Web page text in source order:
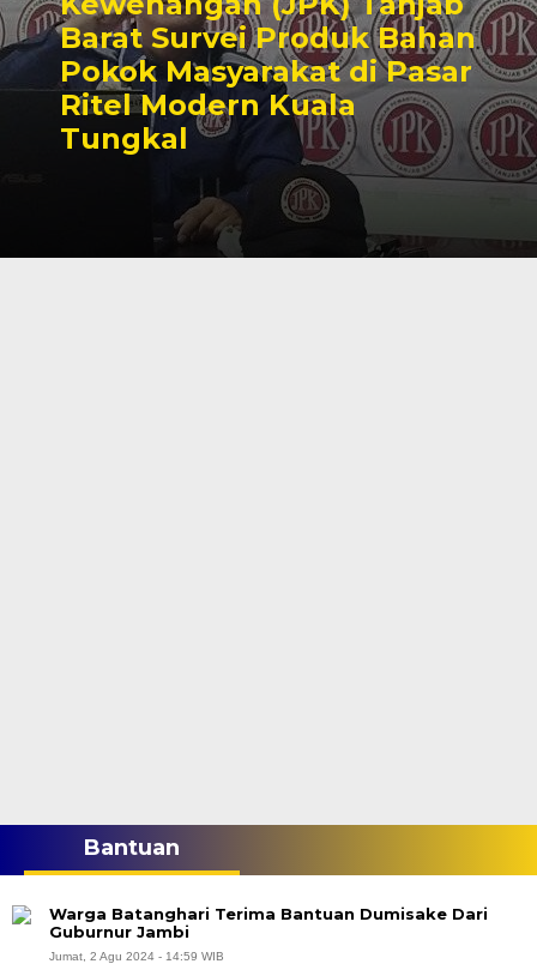
Barat Survei Produk Bahan
Pokok Masyarakat di Pasar
Ritel Modern Kuala
Tungkal
Bantuan
Warga Batanghari Terima Bantuan Dumisake Dari
Guburnur Jambi
Jumat, 2 Agu 2024 - 14:59 WIB